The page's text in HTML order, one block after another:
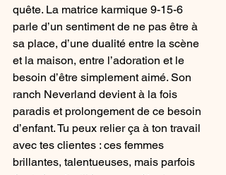
quête. La matrice karmique 9-15-6
parle d’un sentiment de ne pas être à
sa place, d’une dualité entre la scène
et la maison, entre l’adoration et le
besoin d’être simplement aimé. Son
ranch Neverland devient à la fois
paradis et prolongement de ce besoin
d’enfant. Tu peux relier ça à ton travail
avec tes clientes : ces femmes
brillantes, talentueuses, mais parfois